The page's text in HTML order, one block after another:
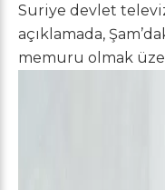
Suriye devlet
açıklamada,
memuru olmak